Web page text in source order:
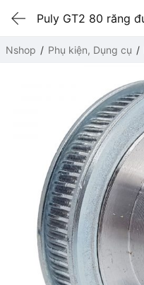
Nshop Phụ kiện, Dụng cụ